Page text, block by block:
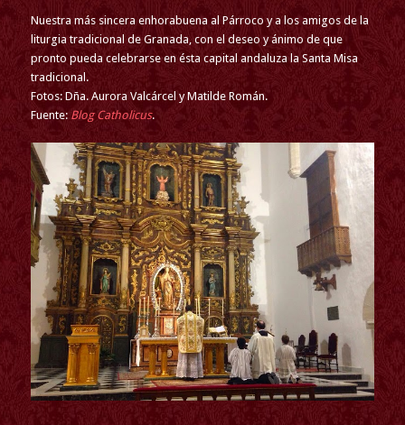
Nuestra más sincera enhorabuena al Párroco y a los amigos de la
liturgia tradicional de Granada, con el deseo y ánimo de que
pronto pueda celebrarse en ésta capital andaluza la Santa Misa
tradicional.
Fotos: Dña. Aurora Valcárcel y Matilde Román.
Fuente: Blog Catholicus.